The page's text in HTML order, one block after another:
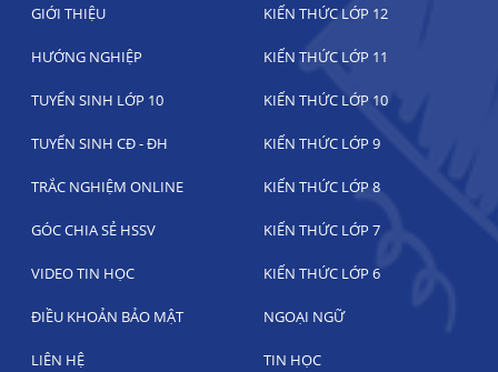
GIỚI THIỆU KIẾN THỨC LỚP 12
HƯỚNG NGHIỆP KIẾN THỨC LỚP 11
TUYỂN SINH LỚP 10 KIẾN THỨC LỚP 10
TUYỂN SINH CĐ - ĐH KIẾN THỨC LỚP 9
TRẮC NGHIỆM ONLINE KIẾN THỨC LỚP 8
GÓC CHIA SẺ HSSV KIẾN THỨC LỚP 7
VIDEO TIN HỌC KIẾN THỨC LỚP 6
ĐIỀU KHOẢN BẢO MẬT NGOẠI NGỮ
LIÊN HỆ TIN HỌC